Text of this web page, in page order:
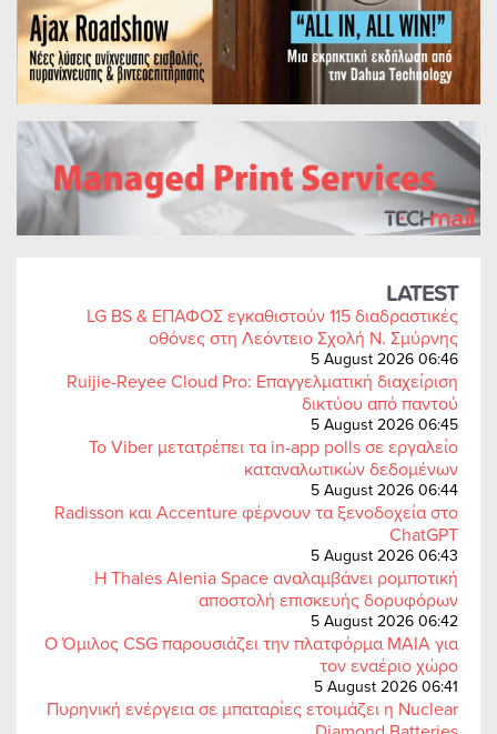
LATEST
LG BS & ΕΠΑΦΟΣ εγκαθιστούν 115 διαδραστικές
οθόνες στη Λεόντειο Σχολή Ν. Σμύρνης
5 August 2026 06:46
Ruijie-Reyee Cloud Pro: Επαγγελματική διαχείριση
δικτύου από παντού
5 August 2026 06:45
Το Viber μετατρέπει τα in-app polls σε εργαλείο
καταναλωτικών δεδομένων
5 August 2026 06:44
Radisson και Accenture φέρνουν τα ξενοδοχεία στο
ChatGPT
5 August 2026 06:43
Η Thales Alenia Space αναλαμβάνει ρομποτική
αποστολή επισκευής δορυφόρων
5 August 2026 06:42
Ο Όμιλος CSG παρουσιάζει την πλατφόρμα MAIA για
τον εναέριο χώρο
5 August 2026 06:41
Πυρηνική ενέργεια σε μπαταρίες ετοιμάζει η Nuclear